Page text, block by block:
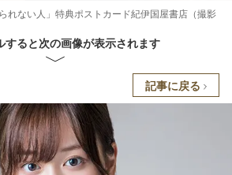
れない人」特典ポストカード紀伊国屋書店（撮影
すると次の画像が表示されます
記事に戻る